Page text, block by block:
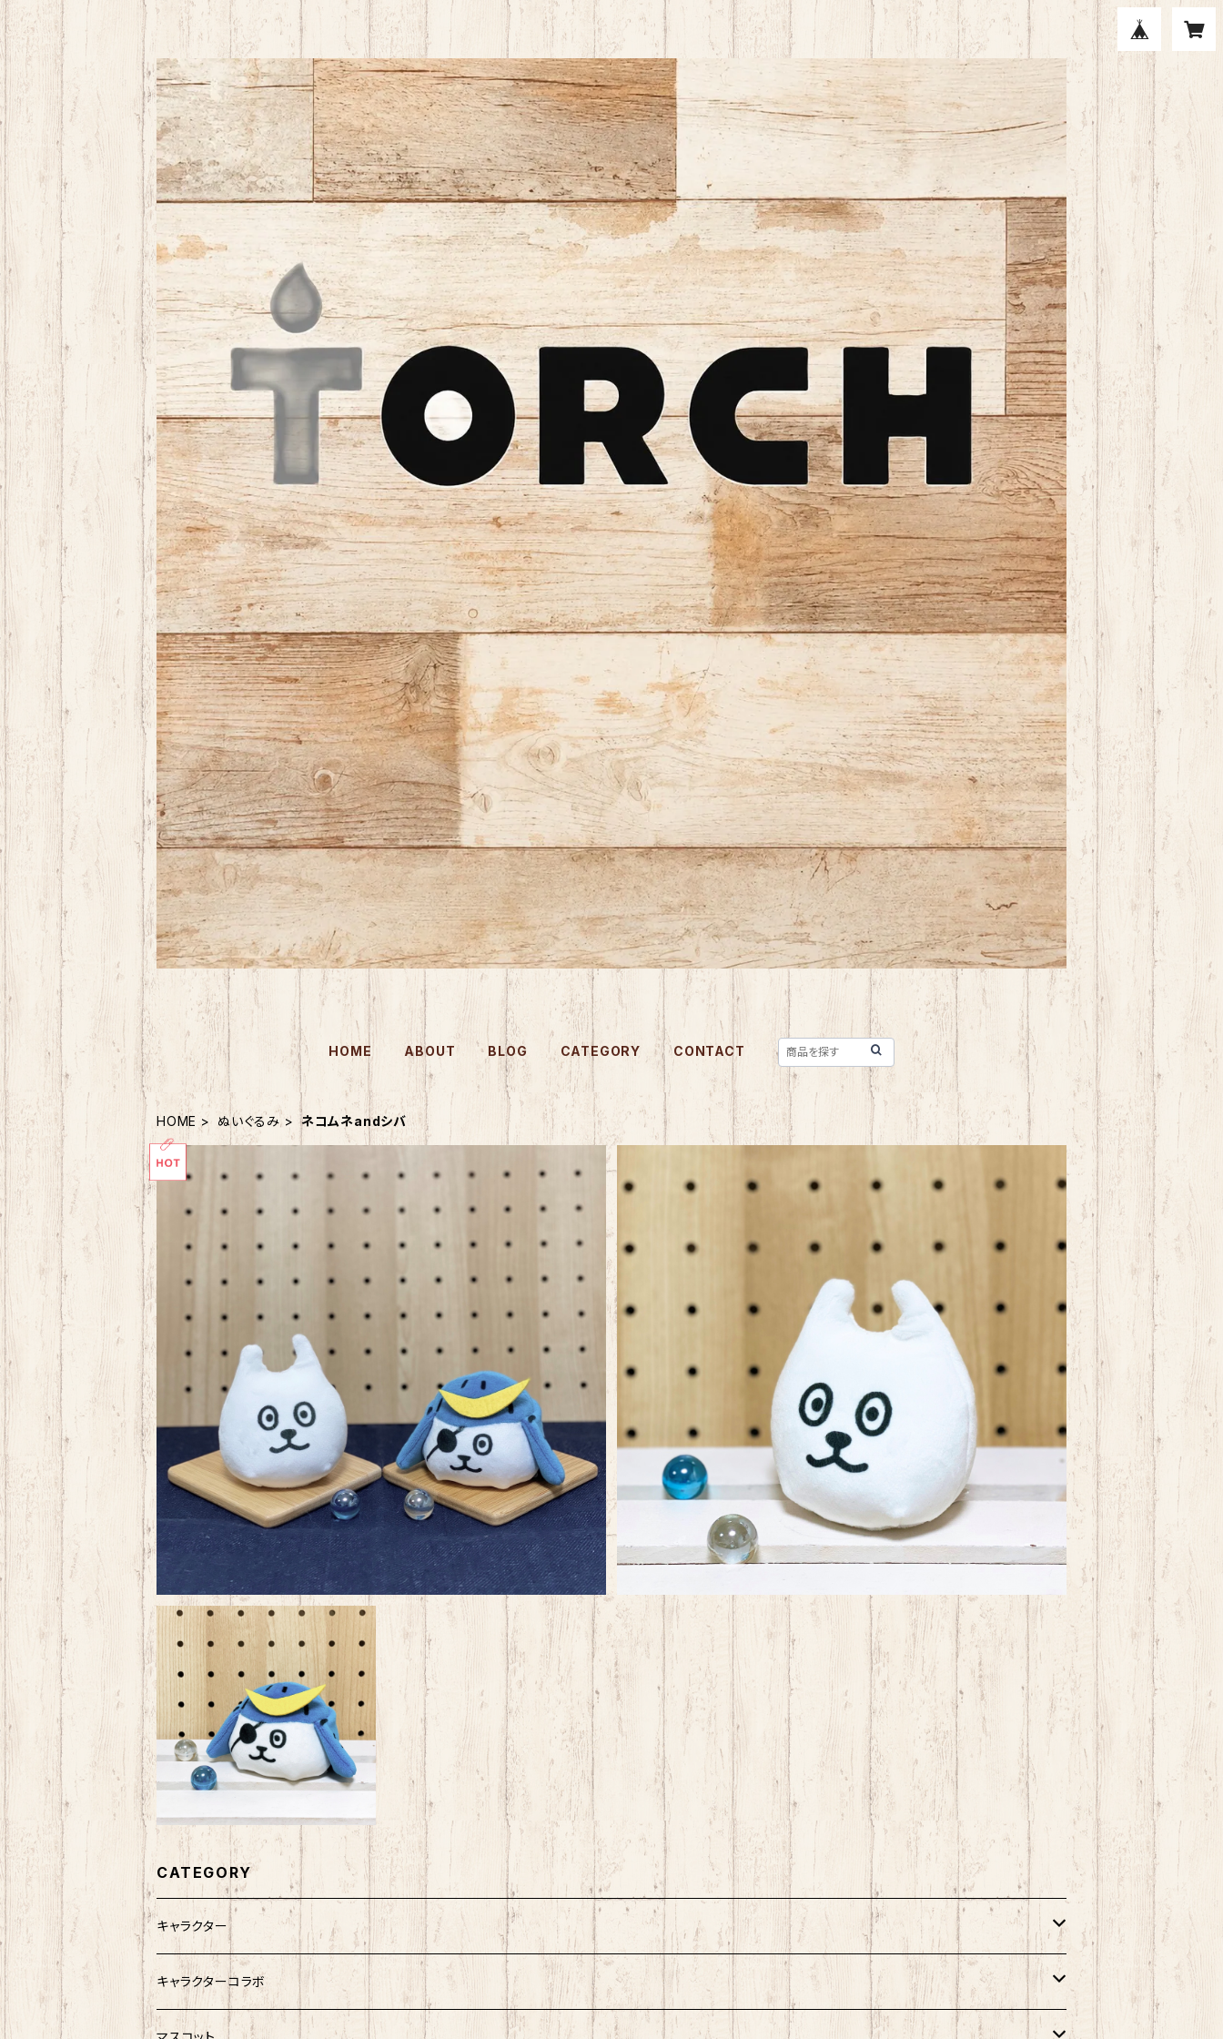
HOME ABOUT BLOG CATEGORY CONTACT
HOME ぬいぐるみ ネコムネandシバ
ネコムネandシバ お手玉（２個セット）
¥2,200
ネコムネandシバ お手玉（シバ）
¥1,200
ネコムネandシバ お手玉（ネ
コムネ）
¥1,200
CATEGORY
キャラクター
サンリオキャラクター
キティ
ネコムネandシバ
キャラクターコラボ
サンリオ×おえかきさん